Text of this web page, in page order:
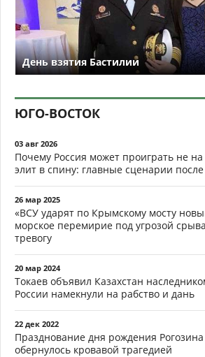
День взятия Бастилии
ЮГО-ВОСТОК
03 авг 2026
Почему Россия может проиграть не
элит в спину: главные сценарии
26 мар 2025
«ВСУ ударят по Крымскому мосту
морское перемирие под угрозой
тревогу
20 мар 2024
Токаев объявил Казахстан
России намекнули на рабство и дань
22 дек 2022
Празднование дня рождения
обернулось кровавой трагедией